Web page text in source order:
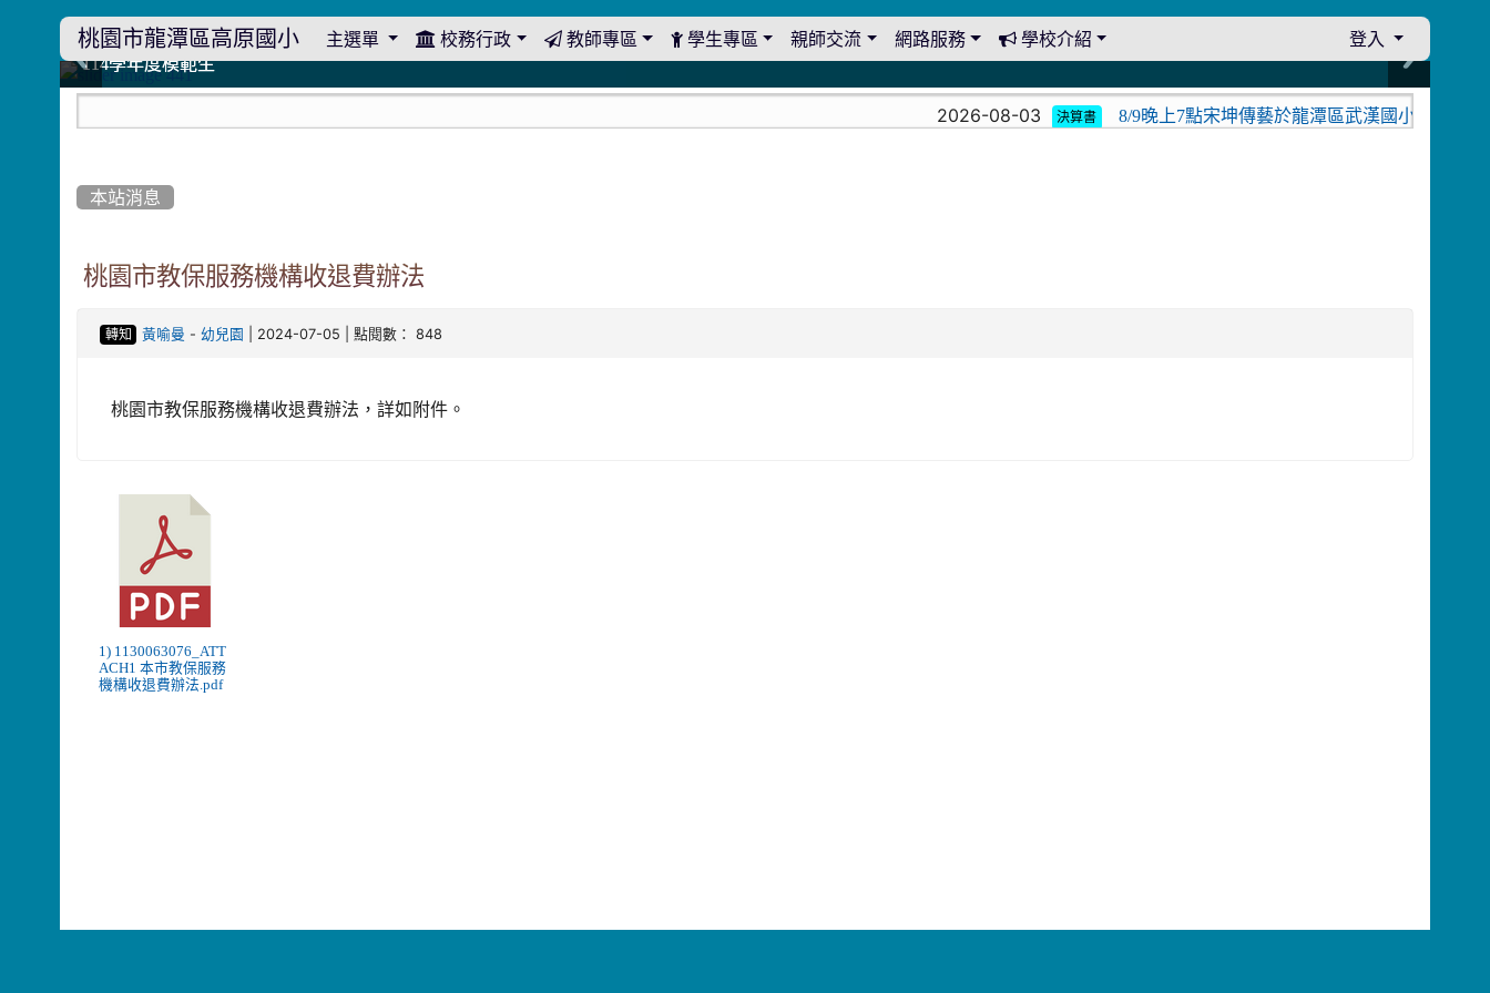
桃園市龍潭區高原國小 主選單 校務行政 教師專區 學生專區 親師交流 網路服務 學校介紹
登入
114學年度模範生
114學年度模範生
高原110 追夢向前行
高原110 追夢向前行
橄欖樹群
橄欖樹群
:::
2026-08-03 決算書 8/9晚上7點宋坤傳藝於龍潭區武漢國小演出。中
本站消息
桃園市教保服務機構收退費辦法
轉知 黃喻曼 -幼兒園 | 2024-07-05 | 點閱數： 848
桃園市教保服務機構收退費辦法，詳如附件。
1) 1130063076_ATT
ACH1 本市教保服務
機構收退費辦法.pdf